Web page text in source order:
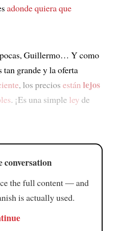
adonde quiera que
Guillermo… Y como
tan grande y la oferta
, los precios están lejos
. ¡Es una simple ley de
conversation
the full content — and
is actually used.